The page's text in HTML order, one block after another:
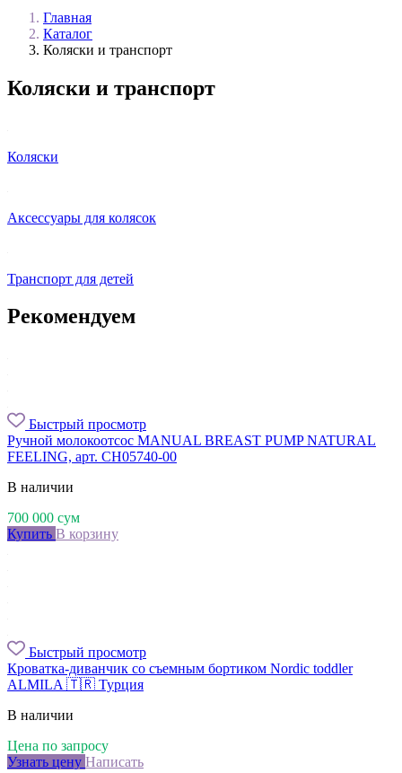
Главная
Каталог
Коляски и транспорт
Коляски и транспорт
Коляски
Аксессуары для колясок
Транспорт для детей
Рекомендуем
Быстрый просмотр
Ручной молокоотсос MANUAL BREAST PUMP NATURAL
FEELING, арт. CH05740-00
В наличии
700 000 сум
Купить В корзину
Быстрый просмотр
Кроватка-диванчик со съемным бортиком Nordic toddler
ALMILA 🇹🇷 Турция
В наличии
Цена по запросу
Узнать цену Написать